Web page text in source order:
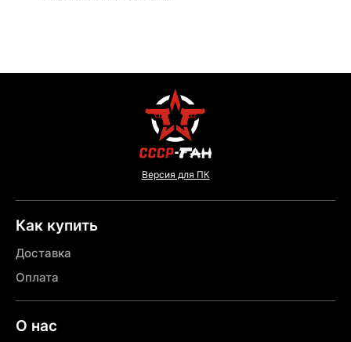
Версия для ПК
Как купить
Доставка
Оплата
О нас